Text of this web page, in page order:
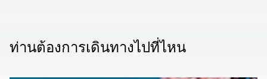
ท่านต้องการเดินทางไปที่ไหน